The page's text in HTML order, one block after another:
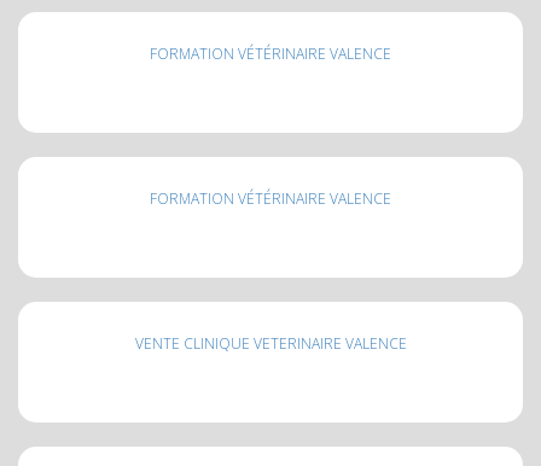
FORMATION VÉTÉRINAIRE VALENCE
FORMATION VÉTÉRINAIRE VALENCE
VENTE CLINIQUE VETERINAIRE VALENCE